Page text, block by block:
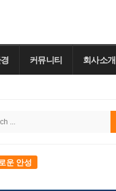
커뮤니티 회사소개
운 안성